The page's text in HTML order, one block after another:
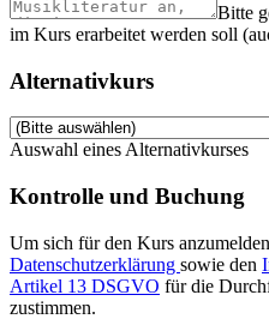
Bitte
im Kurs erarbeitet werden soll
Alternativkurs
Auswahl eines Alternativkurses
Kontrolle und Buchung
Um sich für den Kurs
Datenschutzerklärung sowie den
Artikel 13 DSGVO für die
zustimmen.